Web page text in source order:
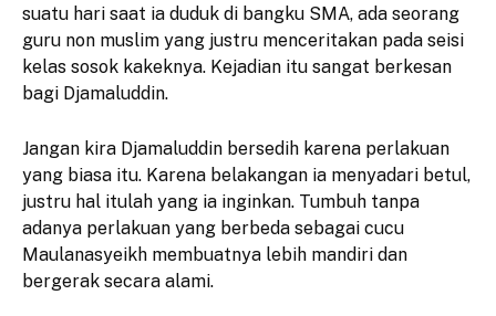
suatu hari saat ia duduk di bangku SMA, ada seorang
guru non muslim yang justru menceritakan pada seisi
kelas sosok kakeknya. Kejadian itu sangat berkesan
bagi Djamaluddin.
Jangan kira Djamaluddin bersedih karena perlakuan
yang biasa itu. Karena belakangan ia menyadari betul,
justru hal itulah yang ia inginkan. Tumbuh tanpa
adanya perlakuan yang berbeda sebagai cucu
Maulanasyeikh membuatnya lebih mandiri dan
bergerak secara alami.